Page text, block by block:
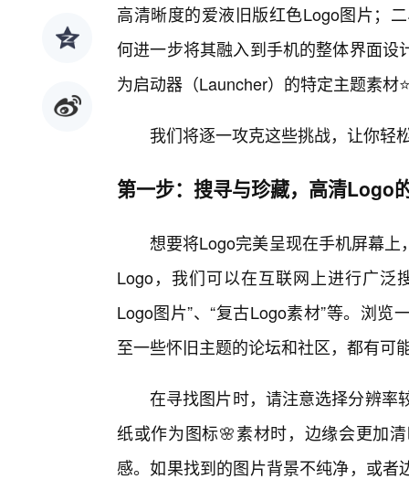
高清晰度的爱液旧版红色Logo图片；
何进一步将其融入到手机的整体界面
为启动器（Launcher）的特定主题素材
我们将逐一攻克这些挑战，让你轻
第一步：搜寻与珍藏，高清Logo
想要将Logo完美呈现在手机屏幕
Logo，我们可以在互联网上进行广泛
Logo图片”、“复古Logo素材”等。浏
至一些怀旧主题的论坛和社区，都有可
在寻找图片时，请注意选择分辨率
纸或作为图标🌸素材时，边缘会更加
感。如果找到的图片背景不纯净，或